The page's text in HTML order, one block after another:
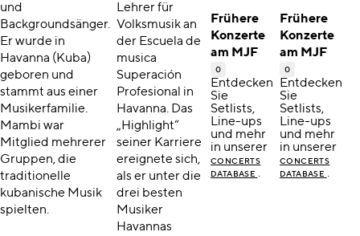
und
Backgroundsänger.
Er wurde in
Havanna (Kuba)
geboren und
stammt aus einer
Musikerfamilie.
Mambi war
Mitglied mehrerer
Gruppen, die
traditionelle
kubanische Musik
spielten.
Lehrer für
Volksmusik an
der Escuela de
musica
Superación
Profesional in
Havanna. Das
„Highlight“
seiner Karriere
ereignete sich,
als er unter die
drei besten
Musiker
Havannas
Frühere
Konzerte
am MJF
0
Entdecken
Sie
Setlists,
Line-ups
und mehr
in unserer
CONCERTS
DATABASE .
Frühere
Konzerte
am MJF
0
Entdecken
Sie
Setlists,
Line-ups
und mehr
in unserer
CONCERTS
DATABASE .